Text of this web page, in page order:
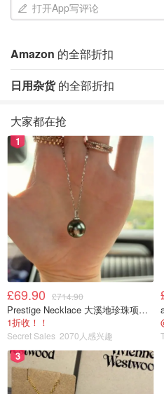
打开App写评论
Amazon 的全部折扣
日用杂货的全部折扣
大家都在抢
1
£69.90 £714.90
Prestige Necklace 大溪地珍珠项链 10-11mm
1折收！！
Secret Sales 2070人感兴趣
3